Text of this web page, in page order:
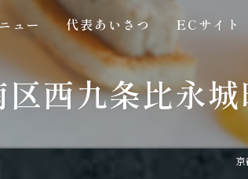
ュー
ラリー
代表あいさつ ECサイト
西九条比永